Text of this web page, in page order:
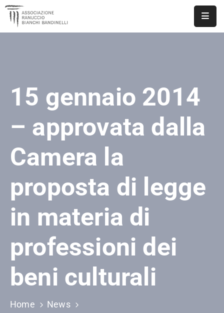
DOCUMENTI
PUBBLICAZIONI
CONTATTI
15 gennaio 2014
– approvata dalla
Camera la
proposta di legge
in materia di
professioni dei
beni culturali
Home
News